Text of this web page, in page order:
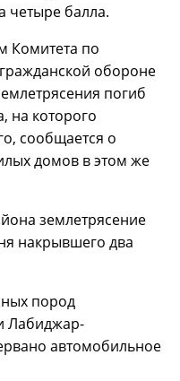
четыре балла.
Комитета по
обороне
погиб
на которого
сообщается о
домов в этом же
землетрясение
накрывшего два
пород
Лабиджар-
автомобильное